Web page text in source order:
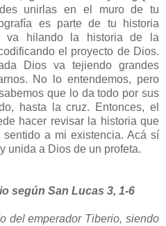
unirlas en el muro de tu
es parte de tu historia
va hilando la historia de la
el proyecto de Dios.
Dios va tejiendo grandes
No lo entendemos, pero
que lo da todo por sus
hasta la cruz. Entonces, el
hacer revisar la historia que
a mi existencia. Acá sí
unida a Dios de un profeta.
según San Lucas 3, 1-6
del emperador Tiberio, siendo